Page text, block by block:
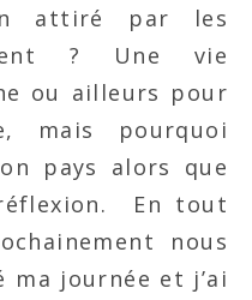
attiré par les
? Une vie
ou ailleurs pour
mais pourquoi
pays alors que
En tout
nous
ma journée et j’ai